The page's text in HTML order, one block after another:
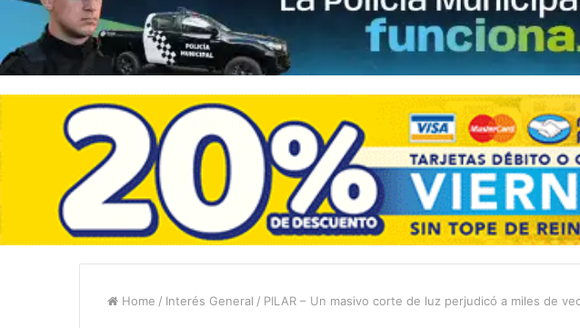
Home / Interés General / PILAR – Un masivo corte de luz perjudicó a miles de